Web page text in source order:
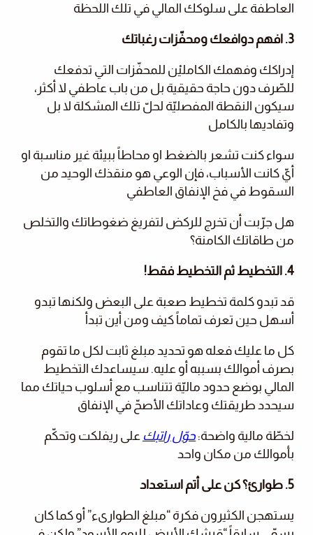
العاطفة على سلوكك المالي في تلك اللحظة
3. افهم دوافعك ومحفّزات رغباتك
إدراكك وفهمك الكامليْن للمحفّزات التي تدفعك
للصّرف دون حاجة حقيقية بل من باب عاطفي لا أكثر،
سيكون النقطة المفصليّة لحلّ تلك المشكلة لا بل
وتفاديها بالكامل
سواء كنت تشعر بالضغط او محاطاً ببيئة غير مناسبة او
أيّ كانت الأسباب، فإن الوعي هو منقذك الوحيد من
السقوط في فخ الإنفاق العاطفي
هل جرّبت أن تخرج للركض لتفريغ ضغوطاتك والتخلص
من طاقاتك الكامنة؟
4. التخطيط ثم التخطيط فقط!
قد تبدو كلمة تخطيط صعبة على البعض ولكنها تبدو
أسهل حين تعرف تماماً كيف ومن أين تبدأ
كل ما عليك فعله هو تحديد مبلغ ثابت لكل ما تقوم
بصرف أموالك بسببه أو عليه. سيساعدك التخطيط
المالي بوضع حدود ماليّة تتناسب مع أسلوب حياتك مما
سيحدد طريقتك وعاداتك الأصحّ في الإنفاق
لخطّة مالية واضحة: حوّل راتبك على ريفلكت وتحكّم
بأموالك من مكان واحد
5. طوارئ؟ كن على أتم استعداد
يستهجن الكثيرون فكرة “مبلغ الطوارىء” أو كما كان